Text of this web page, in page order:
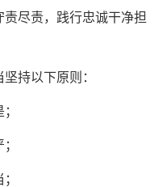
尽责，践行忠诚干净担
持以下原则：